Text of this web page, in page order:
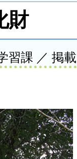
財
習課 ／ 掲